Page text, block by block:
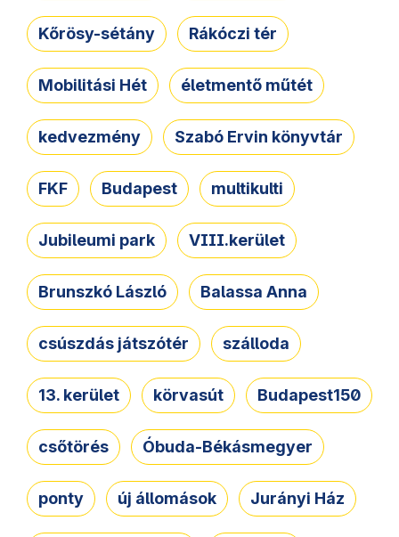
Kőrösy-sétány Rákóczi tér
Mobilitási Hét életmentő műtét
kedvezmény Szabó Ervin könyvtár
FKF Budapest multikulti
Jubileumi park VIII.kerület
Brunszkó László Balassa Anna
csúszdás játszótér szálloda
13. kerület körvasút Budapest150
csőtörés Óbuda-Békásmegyer
ponty új állomások Jurányi Ház